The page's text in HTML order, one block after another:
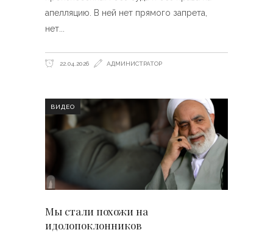
апелляцию. В ней нет прямого запрета,
нет
22.04.2026 АДМИНИСТРАТОР
ВИДЕО
Мы стали похожи на
идолопоклонников